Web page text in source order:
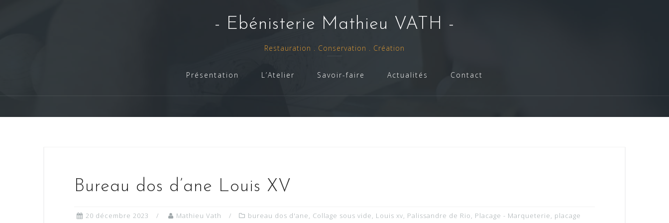
- Ebénisterie Mathieu VATH -
Restauration . Conservation . Création
Présentation L’Atelier Savoir-faire Actualités Contact
Bureau dos d’ane Louis XV
20 décembre 2023 Mathieu Vath bureau dos d'ane, Collage sous vide, Louis xv, Palissandre de Rio, Placage - Marqueterie, placage